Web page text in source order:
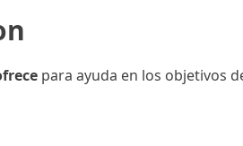
para ayuda en los objetivos